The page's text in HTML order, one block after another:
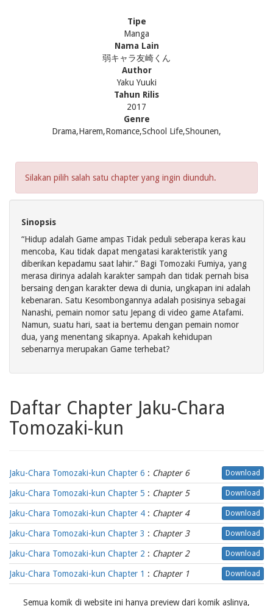
Tipe
Manga
Nama Lain
弱キャラ友崎くん
Author
Yaku Yuuki
Tahun Rilis
2017
Genre
Drama,Harem,Romance,School Life,Shounen,
Silakan pilih salah satu chapter yang ingin diunduh.
Sinopsis
“Hidup adalah Game ampas Tidak peduli seberapa keras kau
mencoba, Kau tidak dapat mengatasi karakteristik yang
diberikan kepadamu saat lahir.” Bagi Tomozaki Fumiya, yang
merasa dirinya adalah karakter sampah dan tidak pernah bisa
bersaing dengan karakter dewa di dunia, ungkapan ini adalah
kebenaran. Satu Kesombongannya adalah posisinya sebagai
Nanashi, pemain nomor satu Jepang di video game Atafami.
Namun, suatu hari, saat ia bertemu dengan pemain nomor
dua, yang menentang sikapnya. Apakah kehidupan
sebenarnya merupakan Game terhebat?
Daftar Chapter Jaku-Chara
Tomozaki-kun
Jaku-Chara Tomozaki-kun Chapter 6 : Chapter 6 Download
Jaku-Chara Tomozaki-kun Chapter 5 : Chapter 5 Download
Jaku-Chara Tomozaki-kun Chapter 4 : Chapter 4 Download
Jaku-Chara Tomozaki-kun Chapter 3 : Chapter 3 Download
Jaku-Chara Tomozaki-kun Chapter 2 : Chapter 2 Download
Jaku-Chara Tomozaki-kun Chapter 1 : Chapter 1 Download
Semua komik di website ini hanya preview dari komik aslinya,